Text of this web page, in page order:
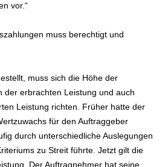
vor.“
muss berechtigt und
muss sich die Höhe der
der erbrachten Leistung und auch
Leistung richten. Früher hatte der
für den Auftraggeber
durch unterschiedliche Auslegungen
zu Streit führte. Jetzt gilt die
Der Auftragnehmer hat seine